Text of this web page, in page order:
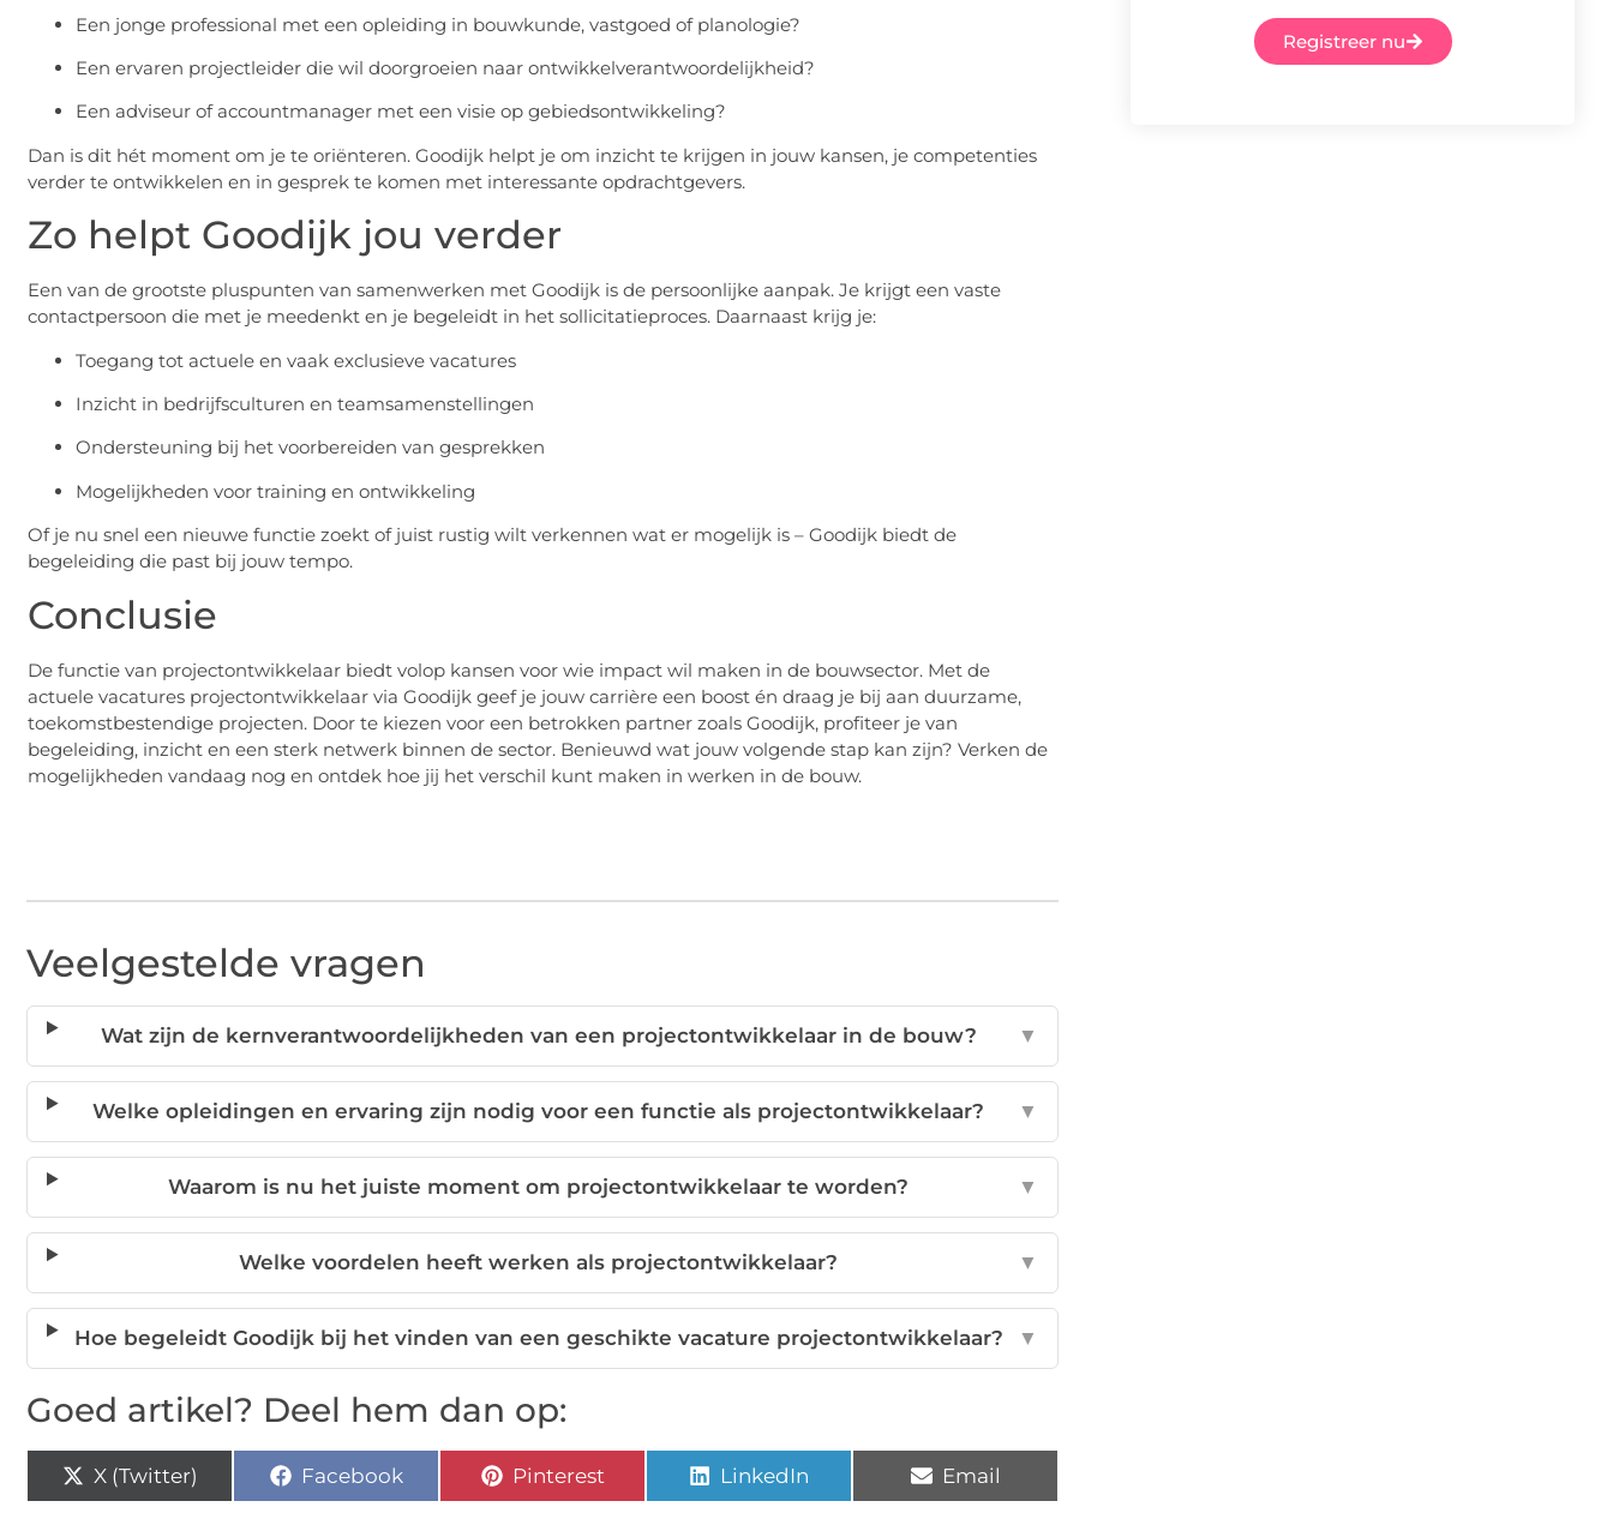
Een jonge professional met een opleiding in bouwkunde, vastgoed of planologie?
Een ervaren projectleider die wil doorgroeien naar ontwikkelverantwoordelijkheid?
Een adviseur of accountmanager met een visie op gebiedsontwikkeling?
Dan is dit hét moment om je te oriënteren. Goodijk helpt je om inzicht te krijgen in jouw kansen, je competenties
verder te ontwikkelen en in gesprek te komen met interessante opdrachtgevers.
Zo helpt Goodijk jou verder
Een van de grootste pluspunten van samenwerken met Goodijk is de persoonlijke aanpak. Je krijgt een vaste
contactpersoon die met je meedenkt en je begeleidt in het sollicitatieproces. Daarnaast krijg je:
Toegang tot actuele en vaak exclusieve vacatures
Inzicht in bedrijfsculturen en teamsamenstellingen
Ondersteuning bij het voorbereiden van gesprekken
Mogelijkheden voor training en ontwikkeling
Of je nu snel een nieuwe functie zoekt of juist rustig wilt verkennen wat er mogelijk is – Goodijk biedt de
begeleiding die past bij jouw tempo.
Conclusie
De functie van projectontwikkelaar biedt volop kansen voor wie impact wil maken in de bouwsector. Met de
actuele vacatures projectontwikkelaar via Goodijk geef je jouw carrière een boost én draag je bij aan duurzame,
toekomstbestendige projecten. Door te kiezen voor een betrokken partner zoals Goodijk, profiteer je van
begeleiding, inzicht en een sterk netwerk binnen de sector. Benieuwd wat jouw volgende stap kan zijn? Verken de
mogelijkheden vandaag nog en ontdek hoe jij het verschil kunt maken in werken in de bouw.
Veelgestelde vragen
Wat zijn de kernverantwoordelijkheden van een projectontwikkelaar in de bouw? ▼
Welke opleidingen en ervaring zijn nodig voor een functie als projectontwikkelaar? ▼
Waarom is nu het juiste moment om projectontwikkelaar te worden? ▼
Welke voordelen heeft werken als projectontwikkelaar? ▼
Hoe begeleidt Goodijk bij het vinden van een geschikte vacature projectontwikkelaar? ▼
Goed artikel? Deel hem dan op:
X (Twitter) Facebook Pinterest LinkedIn Email
Registreer nu